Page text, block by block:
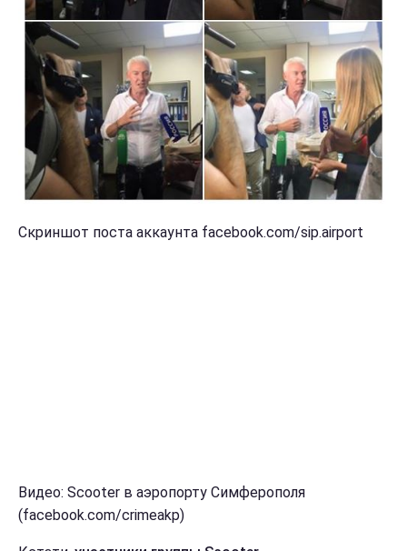
Скриншот поста аккаунта facebook.com/sip.airport
Видео: Scooter в аэропорту Симферополя
(facebook.com/crimeakp)